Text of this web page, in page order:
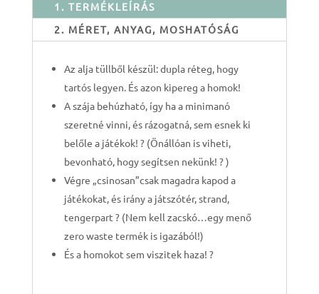
1. TERMÉKLEÍRÁS
2. MÉRET, ANYAG, MOSHATÓSÁG
Az alja tüllből készül: dupla réteg, hogy
tartós legyen. És azon kipereg a homok!
A szája behúzható, így ha a minimanó
szeretné vinni, és rázogatná, sem esnek ki
belőle a játékok! ? (Önállóan is viheti,
bevonható, hogy segítsen nekünk! ? )
Végre „csinosan”csak magadra kapod a
játékokat, és irány a játszótér, strand,
tengerpart ? (Nem kell zacskó…egy menő
zero waste termék is igazából!)
És a homokot sem viszitek haza! ?